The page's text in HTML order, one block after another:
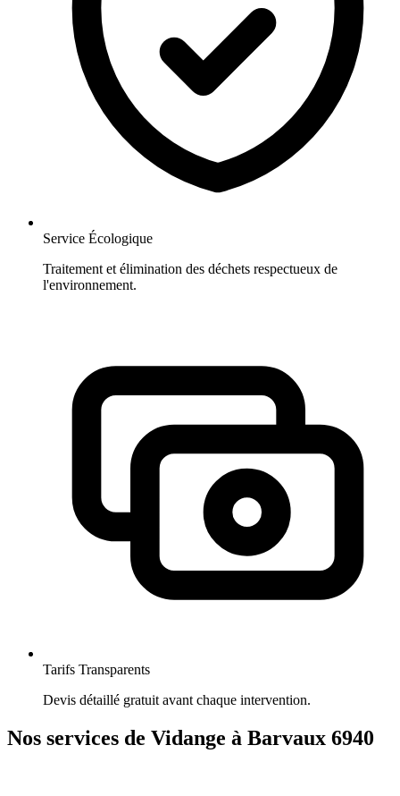
Service Écologique
Traitement et élimination des déchets respectueux de
l'environnement.
Tarifs Transparents
Devis détaillé gratuit avant chaque intervention.
Nos services de Vidange à Barvaux 6940